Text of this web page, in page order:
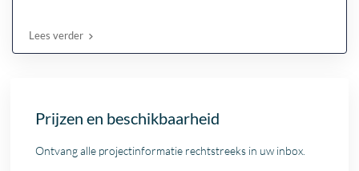
Lees verder
Prijzen en beschikbaarheid
Ontvang alle projectinformatie rechtstreeks in uw inbox.